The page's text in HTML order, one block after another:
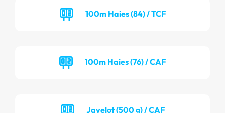
100m Haies (84) / TCF
100m Haies (76) / CAF
Javelot (500 g) / CAF